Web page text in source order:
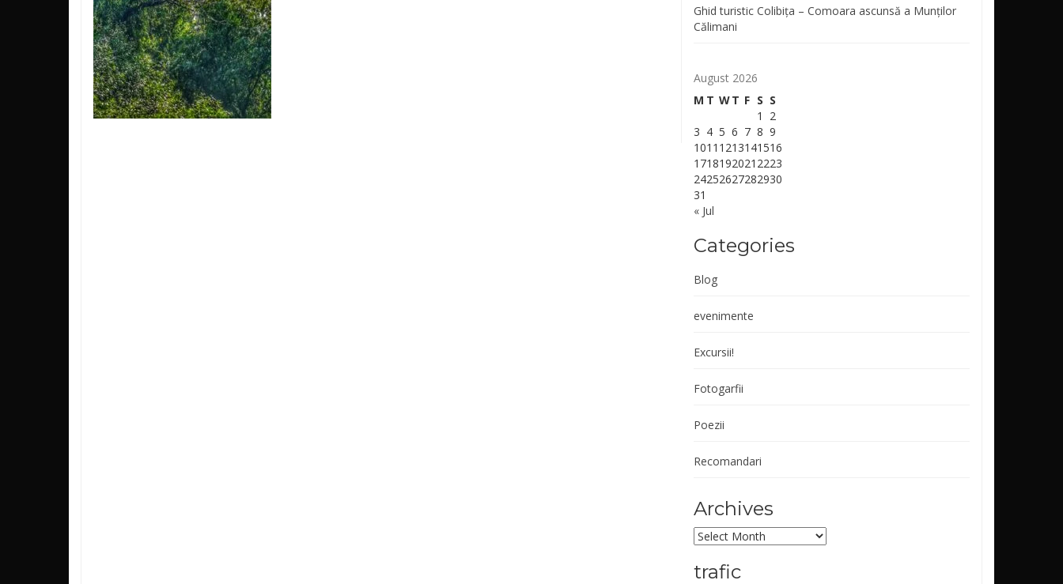
Ghid turistic Colibița – Comoara ascunsă a Munților
Călimani
August 2026
M T WT F S S
« Jul
1
2
3 4 5 6 7 8 9
1011 1213141516
1718192021 2223
24252627282930
31
Categories
Blog
evenimente
Excursii!
Fotogarfii
Poezii
Recomandari
Archives
Archives
trafic